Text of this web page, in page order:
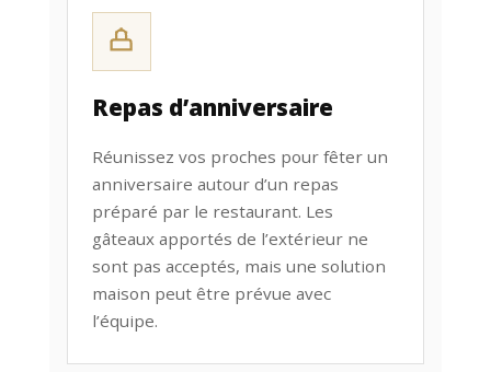
Repas d’anniversaire
Réunissez vos proches pour fêter un
anniversaire autour d’un repas
préparé par le restaurant. Les
gâteaux apportés de l’extérieur ne
sont pas acceptés, mais une solution
maison peut être prévue avec
l’équipe.